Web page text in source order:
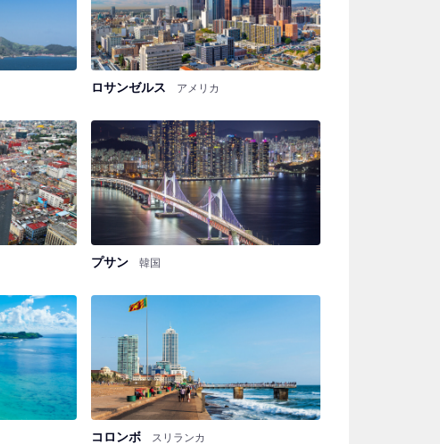
ロサンゼルス アメリカ
プサン 韓国
コロンボ スリランカ